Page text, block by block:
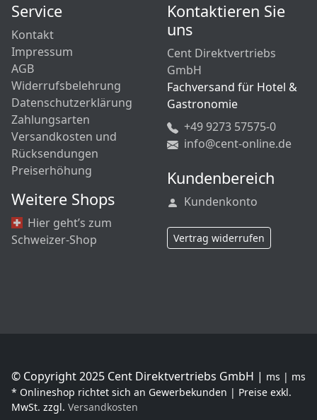
Service
Kontakt
Impressum
AGB
Widerrufsbelehrung
Datenschutzerklärung
Zahlungsarten
Versandkosten und
Rücksendungen
Preiserhöhung
Weitere Shops
Hier geht’s zum
Schweizer-Shop
Kontaktieren Sie
uns
Cent Direktvertriebs
GmbH
Fachversand für Hotel &
Gastronomie
+49 9273 57575-0
info@cent-online.de
Kundenbereich
Kundenkonto
Vertrag widerrufen
© Copyright 2025 Cent Direktvertriebs GmbH | ms | ms
* Onlineshop richtet sich an Gewerbekunden | Preise exkl.
MwSt. zzgl. Versandkosten